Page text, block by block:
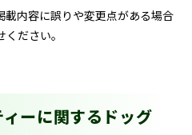
載内容に誤りや変更点がある場合
ださい。
ィーに関するドッグ